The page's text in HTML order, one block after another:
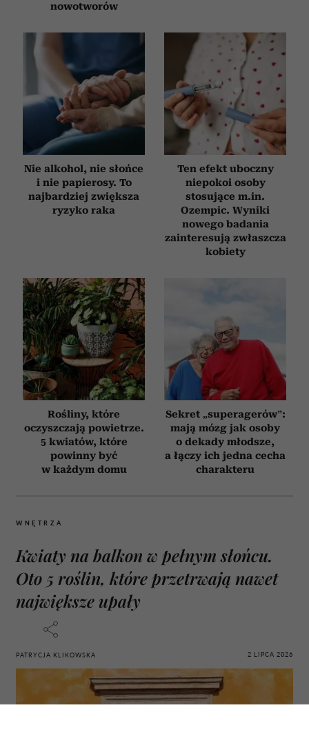
nowotworów
Nie alkohol, nie słońce
i nie papierosy. To
najbardziej zwiększa
ryzyko raka
Ten efekt uboczny
niepokoi osoby
stosujące m.in.
Ozempic. Wyniki
nowego badania
zainteresują zwłaszcza
kobiety
Rośliny, które
oczyszczają powietrze.
5 kwiatów, które
powinny być
w każdym domu
Sekret „superagerów”:
mają mózg jak osoby
o dekady młodsze,
a łączy ich jedna cecha
charakteru
WNĘTRZA
Kwiaty na balkon w pełnym słońcu.
Oto 5 roślin, które przetrwają nawet
największe upały
PATRYCJA KLIKOWSKA 2 LIPCA 2026